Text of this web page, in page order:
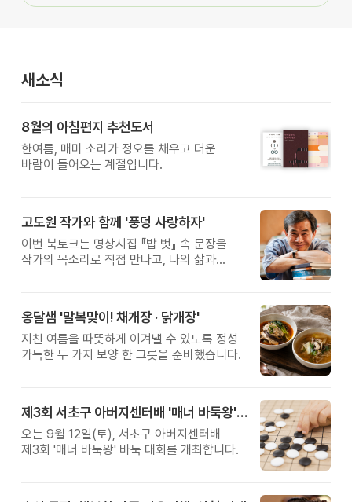
새소식
8월의 아침편지 추천도서
한여름, 매미 소리가 정오를 채우고 더운
바람이 들어오는 계절입니다.
고도원 작가와 함께 '풍덩 사랑하자'
이번 북토크는 명상시집 『밥 벗』 속 문장을
작가의 목소리로 직접 만나고, 나의 삶과
옹달샘 '말복맞이! 채개장 · 닭개장'
지친 여름을 따뜻하게 이겨낼 수 있도록 정성
가득한 두 가지 보양 한 그릇을 준비했습니다.
제3회 서초구 아버지센터배 '매너 바둑왕' 대회
오는 9월 12일(토), 서초구 아버지센터배
제3회 '매너 바둑왕' 바둑 대회를 개최합니다.